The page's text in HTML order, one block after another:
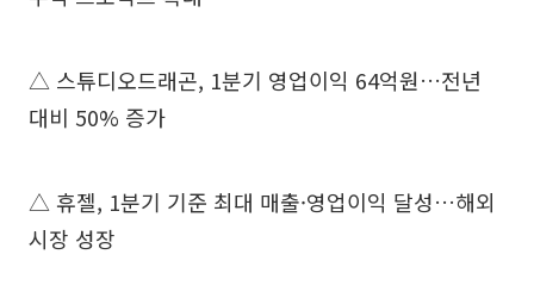
△ 스튜디오드래곤, 1분기 영업이익 64억원…전년
대비 50% 증가
△ 휴젤, 1분기 기준 최대 매출·영업이익 달성…해외
시장 성장